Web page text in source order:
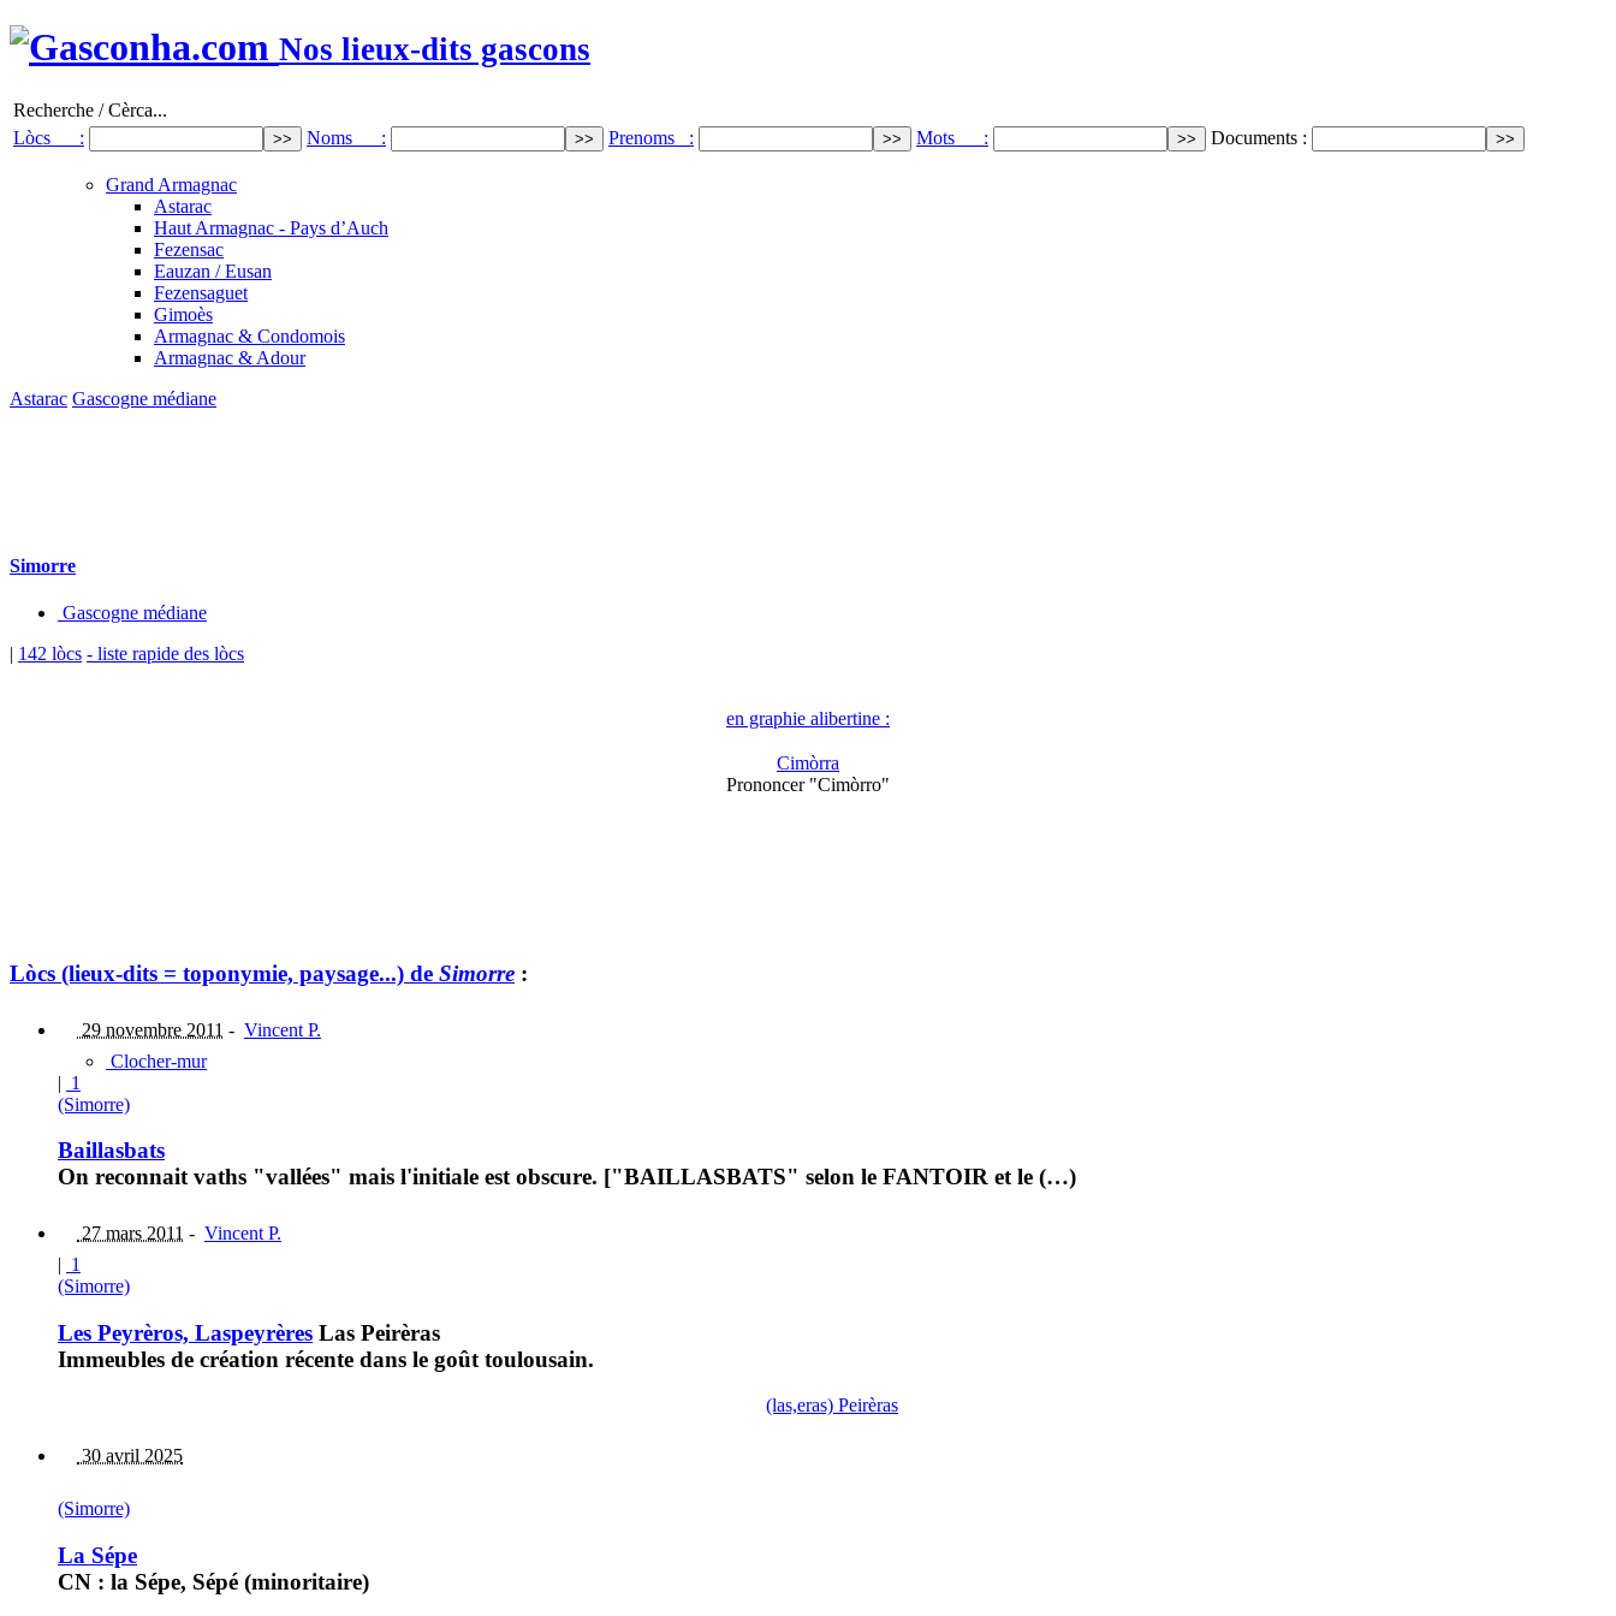
Nos lieux-dits gascons
Recherche / Cèrca...
Lòcs :
Noms : Prenoms : Mots : Documents :
Grand Armagnac
Astarac
Haut Armagnac - Pays d’Auch
Fezensac
Eauzan / Eusan
Fezensaguet
Gimoès
Armagnac & Condomois
Armagnac & Adour
Astarac Gascogne médiane
Simorre
Gascogne médiane
| 142 lòcs - liste rapide des lòcs
en graphie alibertine :
Cimòrra
Prononcer "Cimòrro"
Lòcs (lieux-dits = toponymie, paysage...) de Simorre :
29 novembre 2011 - Vincent P.
Clocher-mur
| 1
(Simorre)
Baillasbats
On reconnait vaths "vallées" mais l'initiale est obscure. ["BAILLASBATS" selon le FANTOIR et le (…)
27 mars 2011 - Vincent P.
| 1
(Simorre)
Les Peyrèros, Laspeyrères Las Peirèras
Immeubles de création récente dans le goût toulousain.
(las,eras) Peirèras
30 avril 2025
(Simorre)
La Sépe
CN : la Sépe, Sépé (minoritaire)